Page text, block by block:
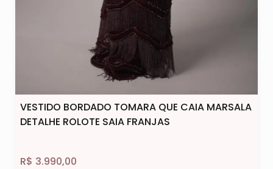
VESTIDO BORDADO TOMARA QUE CAIA MARSALA
DETALHE ROLOTE SAIA FRANJAS
R$ 3.990,00